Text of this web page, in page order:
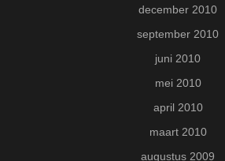
december 2010
september 2010
juni 2010
mei 2010
april 2010
maart 2010
augustus 2009